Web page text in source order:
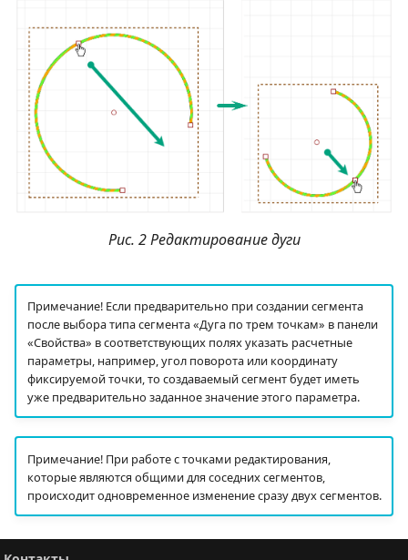
Рис. 2 Редактирование дуги
Примечание! Если предварительно при создании сегмента
после выбора типа сегмента «Дуга по трем точкам» в панели
«Свойства» в соответствующих полях указать расчетные
параметры, например, угол поворота или координату
фиксируемой точки, то создаваемый сегмент будет иметь
уже предварительно заданное значение этого параметра.
Примечание! При работе с точками редактирования,
которые являются общими для соседних сегментов,
происходит одновременное изменение сразу двух сегментов.